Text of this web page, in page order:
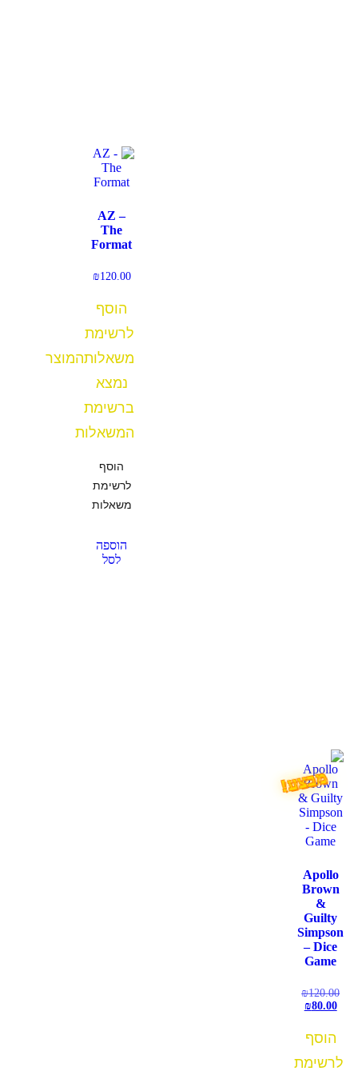
AZ –
The
Format
₪120.00
הוסף
לרשימת
משאלותהמוצר
נמצא
ברשימת
המשאלות
הוסף
לרשימת
משאלות
הוספה
לסל
מבצע!
Apollo
Brown
&
Guilty
Simpson
– Dice
Game
₪120.00
₪80.00
הוסף
לרשימת